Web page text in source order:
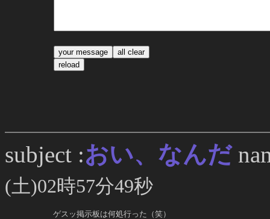
subject :おい、なんだ
(土)02時57分49秒
     ゲスッ掲示板は何処行った（笑）